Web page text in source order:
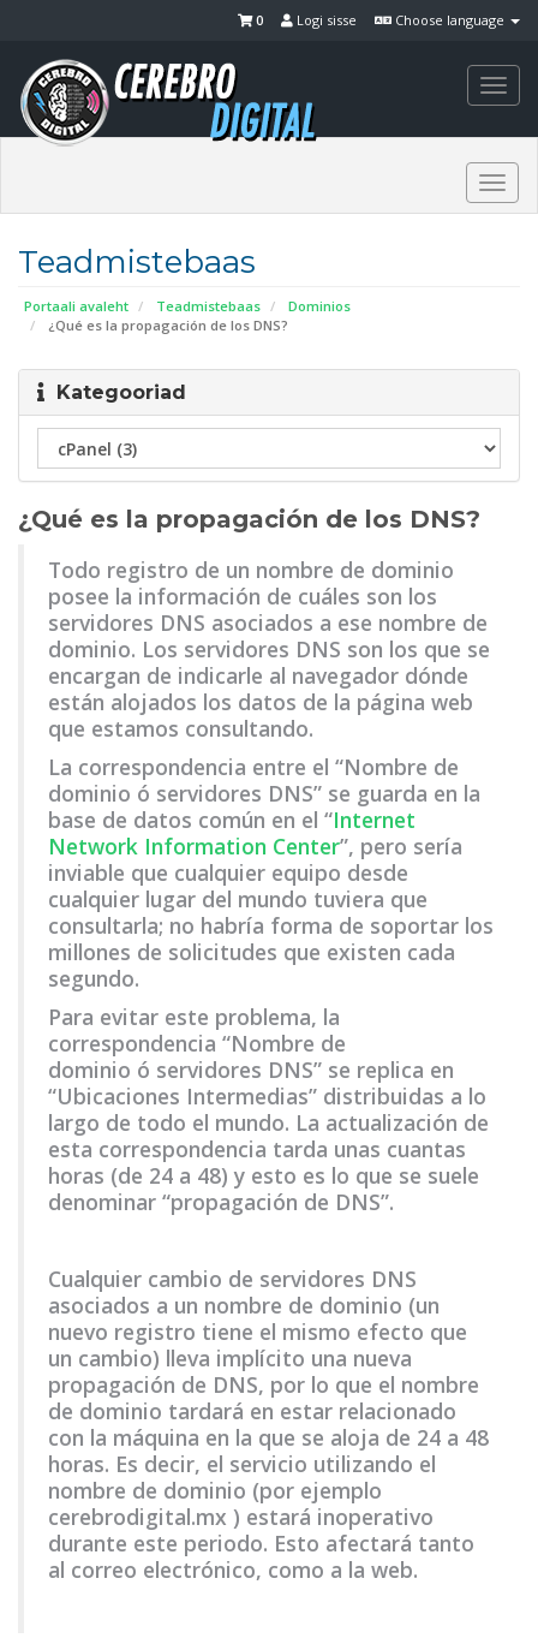
Choose language
Logi sisse
0
Teadmistebaas
Portaali avaleht Teadmistebaas
Dominios
¿Qué es la propagación de los DNS?
Kategooriad
¿Qué es la propagación de los DNS?
Todo registro de un nombre de dominio
posee la información de cuáles son los
servidores DNS asociados a ese nombre de
dominio. Los servidores DNS son los que se
encargan de indicarle al navegador dónde
están alojados los datos de la página web
que estamos consultando.
La correspondencia entre el “Nombre de
dominio ó servidores DNS” se guarda en la
base de datos común en el “Internet
Network Information Center”, pero sería
inviable que cualquier equipo desde
cualquier lugar del mundo tuviera que
consultarla; no habría forma de soportar los
millones de solicitudes que existen cada
segundo.
Para evitar este problema, la
correspondencia “Nombre de
dominio ó servidores DNS” se replica en
“Ubicaciones Intermedias” distribuidas a lo
largo de todo el mundo. La actualización de
esta correspondencia tarda unas cuantas
horas (de 24 a 48) y esto es lo que se suele
denominar “propagación de DNS”.
Cualquier cambio de servidores DNS
asociados a un nombre de dominio (un
nuevo registro tiene el mismo efecto que
un cambio) lleva implícito una nueva
propagación de DNS, por lo que el nombre
de dominio tardará en estar relacionado
con la máquina en la que se aloja de 24 a 48
horas. Es decir, el servicio utilizando el
nombre de dominio (por ejemplo
cerebrodigital.mx ) estará inoperativo
durante este periodo. Esto afectará tanto
al correo electrónico, como a la web.